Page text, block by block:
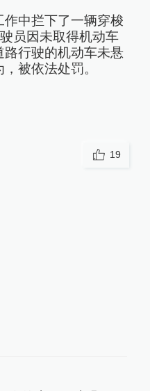
中拦下了一辆穿梭
员因未取得机动车
行驶的机动车未悬
被依法处罚。
19